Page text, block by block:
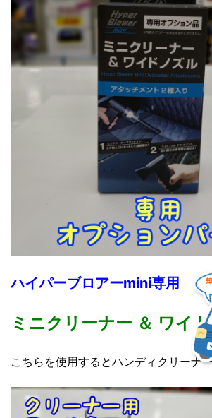
ハイパーブロアーmini専用
ミニクリーナー ＆ ワイ
こちらを使用するとハンディクリーナ